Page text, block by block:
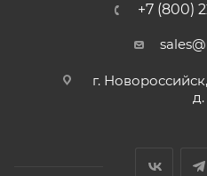
+7 (800)
г.